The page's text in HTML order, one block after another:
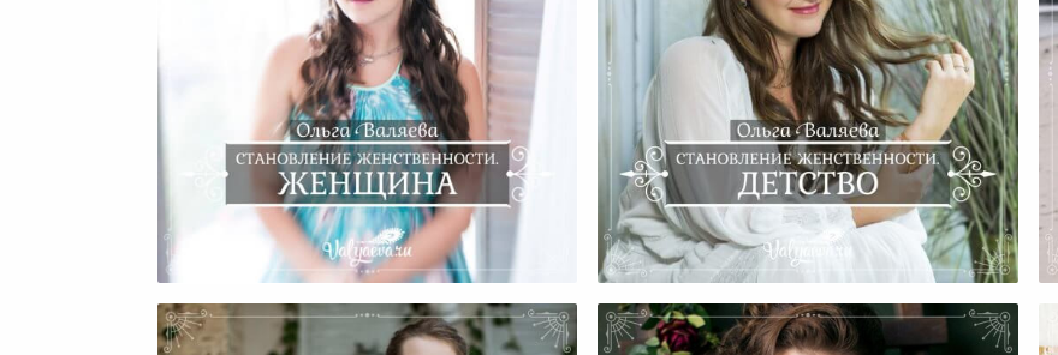
Становление Женственности.
Женщина.
Становление Женственности.
Детство.